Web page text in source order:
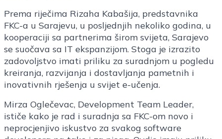
Prema riječima Rizaha Kabašija, predstavnika
FKC-a u Sarajevu, u posljednjih nekoliko godina, u
kooperaciji sa partnerima širom svijeta, Sarajevo
se suočava sa IT ekspanzijom. Stoga je izrazito
zadovoljstvo imati priliku za suradnjom u pogledu
kreiranja, razvijanja i dostavljanja pametnih i
inovativnih rješenja u svijet e-učenja.
Mirza Oglečevac, Development Team Leader,
ističe kako je rad i suradnja sa FKC-om novo i
neprocjenjivo iskustvo za svakog software